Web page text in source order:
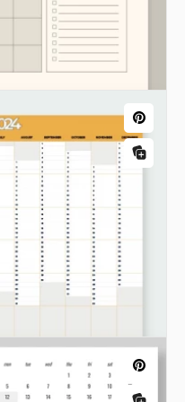
Aufgabe geeignet.